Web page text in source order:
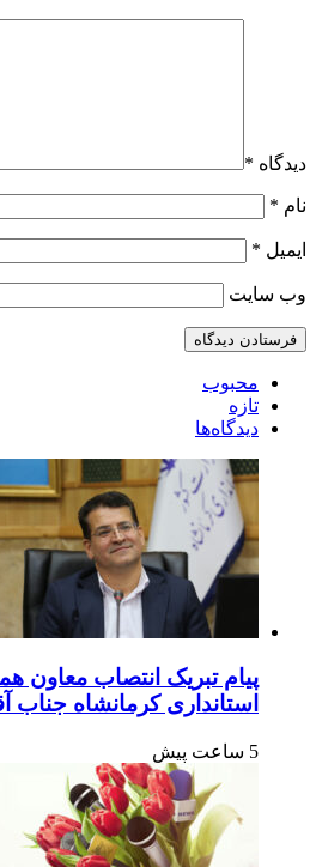
دیدگاه *
نام *
ایمیل *
وب‌ سایت
محبوب
تازه
دیدگاه‌ها
پیام تبریک انتصاب معاون
استانداری کرمانشاه
5 ساعت پیش